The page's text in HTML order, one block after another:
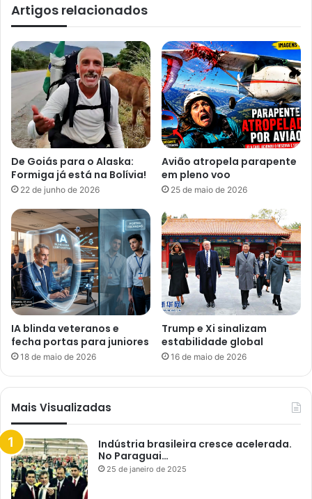
Artigos relacionados
De Goiás para o Alaska:
Formiga já está na Bolívia!
22 de junho de 2026
Avião atropela parapente
em pleno voo
25 de maio de 2026
IA blinda veteranos e
fecha portas para juniores
18 de maio de 2026
Trump e Xi sinalizam
estabilidade global
16 de maio de 2026
Mais Visualizadas
Indústria brasileira cresce acelerada.
No Paraguai…
25 de janeiro de 2025